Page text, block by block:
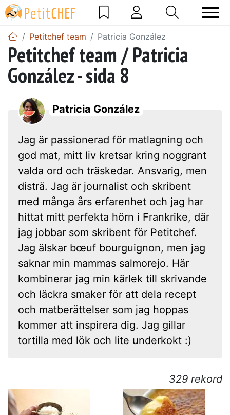
Petitchef team Patricia González
Petitchef team / Patricia
González - sida 8
Patricia González
Jag är passionerad för matlagning och
god mat, mitt liv kretsar kring noggrant
valda ord och träskedar. Ansvarig, men
disträ. Jag är journalist och skribent
med många års erfarenhet och jag har
hittat mitt perfekta hörn i Frankrike, där
jag jobbar som skribent för Petitchef.
Jag älskar bœuf bourguignon, men jag
saknar min mammas salmorejo. Här
kombinerar jag min kärlek till skrivande
och läckra smaker för att dela recept
och matberättelser som jag hoppas
kommer att inspirera dig. Jag gillar
tortilla med lök och lite underkokt :)
329 rekord